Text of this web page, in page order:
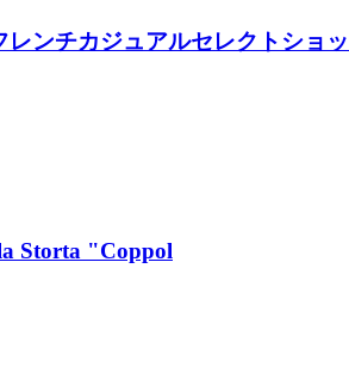
レンチカジュアルセレクトショッ
Storta "Coppol